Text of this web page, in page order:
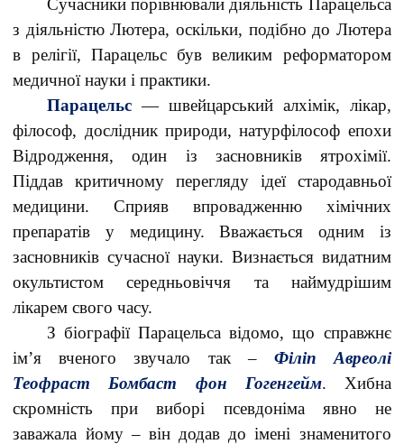
Сучасники порівнювали діяльність Парацельса
з діяльністю Лютера, оскільки, подібно до Лютера
в релігії, Парацельс був великим реформатором
медичної науки і практики.
Парацельс— швейцарський алхімік, лікар,
філософ, дослідник природи, натурфілософ епохи
Відродження, один із засновників ятрохімії.
Піддав критичному перегляду ідеї стародавньої
медицини. Сприяв впровадженню хімічних
препаратів у медицину. Вважається одним із
засновників сучасної науки. Визнається видатним
окультистом середньовіччя та наймудрішим
лікарем свого часу.
З біографії Парацельса відомо, що справжнє
ім’я вченого звучало так – Філіп Авреолі
Теофраст Бомбаст фон Гогенгейм. Хибна
скромність при виборі псевдоніма явно не
заважала йому – він додав до імені знаменитого